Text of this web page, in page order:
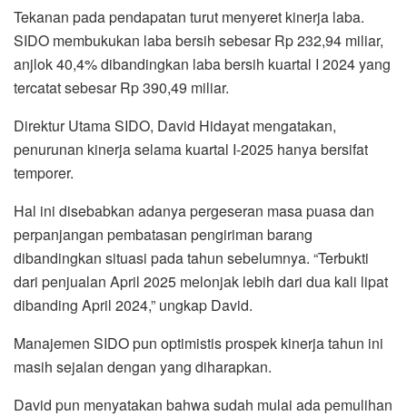
Tekanan pada pendapatan turut menyeret kinerja laba.
SIDO membukukan laba bersih sebesar Rp 232,94 miliar,
anjlok 40,4% dibandingkan laba bersih kuartal I 2024 yang
tercatat sebesar Rp 390,49 miliar.
Direktur Utama SIDO, David Hidayat mengatakan,
penurunan kinerja selama kuartal I-2025 hanya bersifat
temporer.
Hal ini disebabkan adanya pergeseran masa puasa dan
perpanjangan pembatasan pengiriman barang
dibandingkan situasi pada tahun sebelumnya. “Terbukti
dari penjualan April 2025 melonjak lebih dari dua kali lipat
dibanding April 2024,” ungkap David.
Manajemen SIDO pun optimistis prospek kinerja tahun ini
masih sejalan dengan yang diharapkan.
David pun menyatakan bahwa sudah mulai ada pemulihan